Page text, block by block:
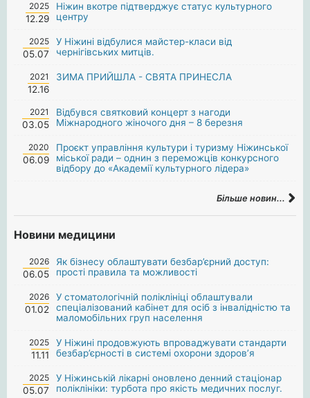
2025
12.29
Ніжин вкотре підтверджує статус культурного
центру
2025
05.07
У Ніжині відбулися майстер-класи від
чернігівських митців.
2021
12.16
ЗИМА ПРИЙШЛА - СВЯТА ПРИНЕСЛА
2021
03.05
Відбувся святковий концерт з нагоди
Міжнародного жіночого дня – 8 березня
2020
06.09
Проєкт управління культури і туризму Ніжинської
міської ради – однин з переможців конкурсного
відбору до «Академії культурного лідера»
Більше новин...
Новини медицини
2026
06.05
Як бізнесу облаштувати безбар’єрний доступ:
прості правила та можливості
2026
01.02
У стоматологічній поліклініці облаштували
спеціалізований кабінет для осіб з інвалідністю та
маломобільних груп населення
2025
11.11
У Ніжині продовжують впроваджувати стандарти
безбар’єрності в системі охорони здоров’я
2025
05.07
У Ніжинській лікарні оновлено денний стаціонар
поліклініки: турбота про якість медичних послуг.